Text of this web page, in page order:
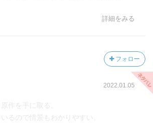
詳細をみる
フォロー
2022.01.05
作を手に取る。
るので情景もわかりやすい。